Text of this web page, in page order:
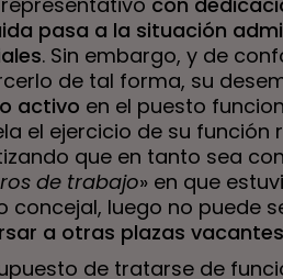
pasa a la situación
. Sin embargo, y de
de tal forma, su
activo en el puesto
el ejercicio de su función
que en tanto sea
de trabajo» en que
concejal, luego no puede
a otras plazas vacantes
de tratarse de